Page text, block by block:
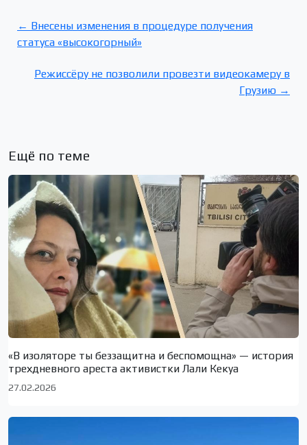
← Внесены изменения в процедуре получения
статуса «высокогорный»
Режиссёру не позволили провезти видеокамеру в
Грузию →
Ещё по теме
«В изоляторе ты беззащитна и беспомощна» — история
трехдневного ареста активистки Лали Кекуа
27.02.2026